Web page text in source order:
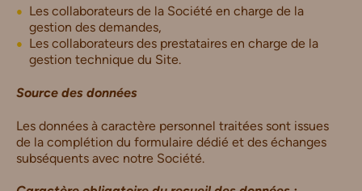
Les collaborateurs de la Société en charge de la
gestion des demandes,
Les collaborateurs des prestataires en charge de la
gestion technique du Site.
Source des données
Les données à caractère personnel traitées sont issues
de la complétion du formulaire dédié et des échanges
subséquents avec notre Société.